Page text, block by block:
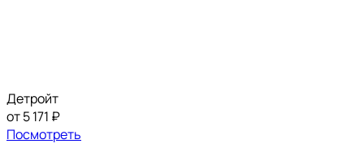
Детройт
от 5 171 ₽
Посмотреть